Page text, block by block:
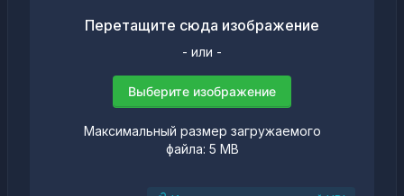
Перетащите сюда изображение
- или -
Выберите изображение
Максимальный размер загружаемого
файла: 5 MB